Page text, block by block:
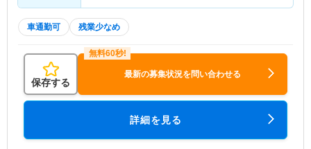
車通勤可 残業少なめ
保存する
最新の募集状況を問い合わせる
詳細を見る